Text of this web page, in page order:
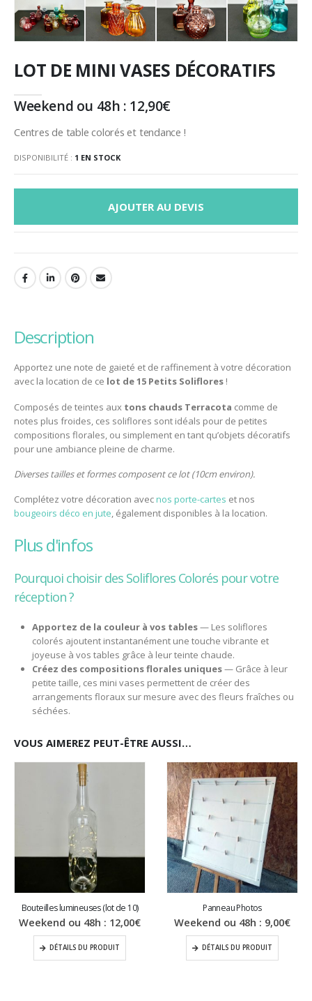
LOT DE MINI VASES DÉCORATIFS
Weekend ou 48h : 12,90€
Centres de table colorés et tendance !
DISPONIBILITÉ : 1 EN STOCK
AJOUTER AU DEVIS
description
Apportez une note de gaieté et de raffinement à votre décoration
avec la location de ce lot de 15 Petits Soliflores !
Composés de teintes aux tons chauds Terracota comme de
notes plus froides, ces soliflores sont idéals pour de petites
compositions florales, ou simplement en tant qu’objets décoratifs
pour une ambiance pleine de charme.
Diverses tailles et formes composent ce lot (10cm environ).
Complétez votre décoration avecnos porte-cartes et nos
bougeoirs déco en jute, également disponibles à la location.
plus d'infos
Pourquoi choisir des Soliflores Colorés pour votre
réception ?
Apportez de la couleur à vos tables— Les soliflores
colorés ajoutent instantanément une touche vibrante et
joyeuse à vos tables grâce à leur teinte chaude.
Créez des compositions florales uniques— Grâce à leur
petite taille, ces mini vases permettent de créer des
arrangements floraux sur mesure avec des fleurs fraîches ou
séchées.
VOUS AIMEREZ PEUT-ÊTRE AUSSI…
Bouteilles lumineuses (lot de 10)
Weekend ou 48h : 12,00€
DÉTAILS DU PRODUIT
Panneau Photos
Weekend ou 48h : 9,00€
DÉTAILS DU PRODUIT